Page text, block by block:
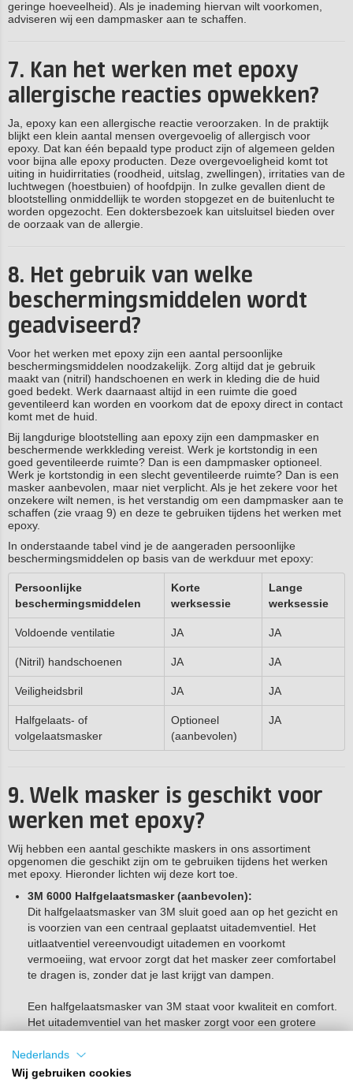
geringe hoeveelheid). Als je inademing hiervan wilt voorkomen,
adviseren wij een dampmasker aan te schaffen.
7. Kan het werken met epoxy
allergische reacties opwekken?
Ja, epoxy kan een allergische reactie veroorzaken. In de praktijk
blijkt een klein aantal mensen overgevoelig of allergisch voor
epoxy. Dat kan één bepaald type product zijn of algemeen gelden
voor bijna alle epoxy producten. Deze overgevoeligheid komt tot
uiting in huidirritaties (roodheid, uitslag, zwellingen), irritaties van de
luchtwegen (hoestbuien) of hoofdpijn. In zulke gevallen dient de
blootstelling onmiddellijk te worden stopgezet en de buitenlucht te
worden opgezocht. Een doktersbezoek kan uitsluitsel bieden over
de oorzaak van de allergie.
8. Het gebruik van welke
beschermingsmiddelen wordt
geadviseerd?
Voor het werken met epoxy zijn een aantal persoonlijke
beschermingsmiddelen noodzakelijk. Zorg altijd dat je gebruik
maakt van (nitril) handschoenen en werk in kleding die de huid
goed bedekt. Werk daarnaast altijd in een ruimte die goed
geventileerd kan worden en voorkom dat de epoxy direct in contact
komt met de huid.
Bij langdurige blootstelling aan epoxy zijn een dampmasker en
beschermende werkkleding vereist. Werk je kortstondig in een
goed geventileerde ruimte? Dan is een dampmasker optioneel.
Werk je kortstondig in een slecht geventileerde ruimte? Dan is een
masker aanbevolen, maar niet verplicht. Als je het zekere voor het
onzekere wilt nemen, is het verstandig om een dampmasker aan te
schaffen (zie vraag 9) en deze te gebruiken tijdens het werken met
epoxy.
In onderstaande tabel vind je de aangeraden persoonlijke
beschermingsmiddelen op basis van de werkduur met epoxy:
Persoonlijke
beschermingsmiddelen
Korte
werksessie
Lange
werksessie
Voldoende ventilatie JA JA
(Nitril) handschoenen JA JA
Veiligheidsbril JA JA
Halfgelaats- of
volgelaatsmasker
Optioneel
(aanbevolen)
JA
9. Welk masker is geschikt voor
werken met epoxy?
Wij hebben een aantal geschikte maskers in ons assortiment
opgenomen die geschikt zijn om te gebruiken tijdens het werken
met epoxy. Hieronder lichten wij deze kort toe.
3M 6000 Halfgelaatsmasker (aanbevolen):
Dit halfgelaatsmasker van 3M sluit goed aan op het gezicht en
is voorzien van een centraal geplaatst uitademventiel. Het
uitlaatventiel vereenvoudigt uitademen en voorkomt
vermoeiing, wat ervoor zorgt dat het masker zeer comfortabel
te dragen is, zonder dat je last krijgt van dampen.
Een halfgelaatsmasker van 3M staat voor kwaliteit en comfort.
Het uitademventiel van het masker zorgt voor een grotere
masker is daarnaast zacht en erg licht van gewicht. Voor het
dampmasker heb je twee A2 filters nodig die eenvoudig aan
Nederlands
Wij gebruiken cookies